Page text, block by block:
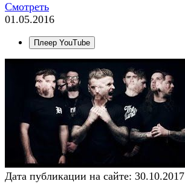
Смотреть
01.05.2016
Плеер YouTube
Дата публикации на сайте: 30.10.2017